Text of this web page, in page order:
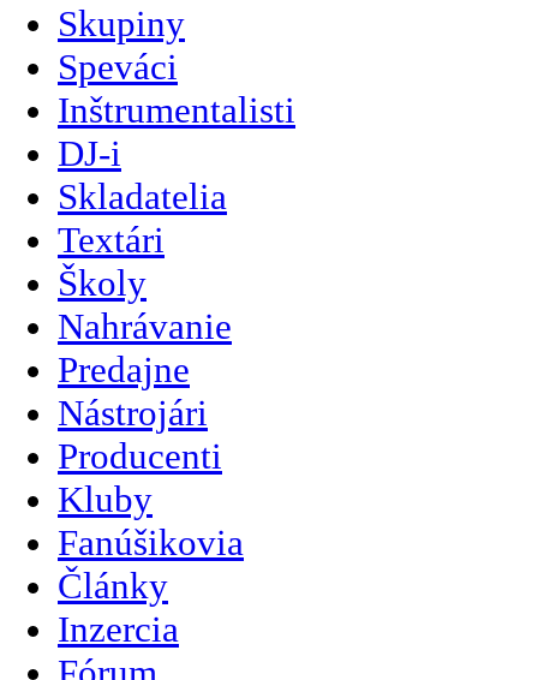
Skupiny
Speváci
Inštrumentalisti
DJ-i
Skladatelia
Textári
Školy
Nahrávanie
Predajne
Nástrojári
Producenti
Kluby
Fanúšikovia
Články
Inzercia